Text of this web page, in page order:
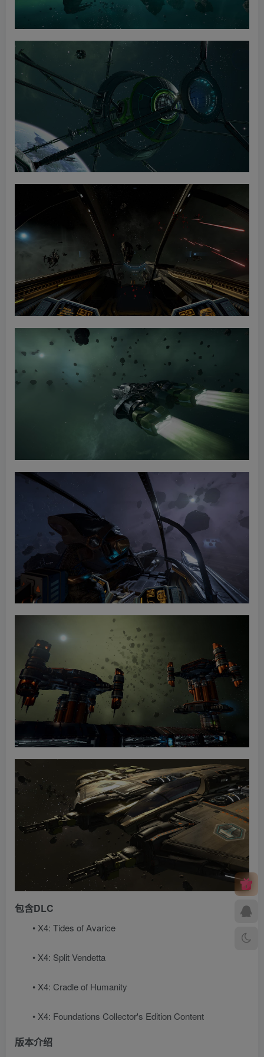
包含DLC
• X4: Tides of Avarice
• X4: Split Vendetta
• X4: Cradle of Humanity
• X4: Foundations Collector's Edition Content
版本介绍